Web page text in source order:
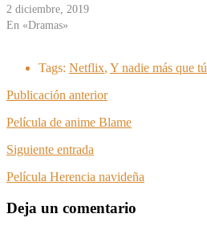
2 diciembre, 2019
En «Dramas»
Tags: Netflix, Y nadie más que tú
Publicación anterior
Película de anime Blame
Siguiente entrada
Película Herencia navideña
Deja un comentario